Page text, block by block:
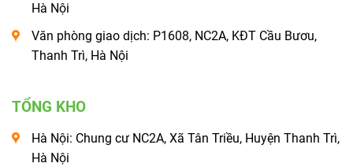
Hà Nội
Văn phòng giao dịch: P1608, NC2A, KĐT Cầu Bươu,
Thanh Trì, Hà Nội
TỔNG KHO
Hà Nội: Chung cư NC2A, Xã Tân Triều, Huyện Thanh Trì,
Hà Nội